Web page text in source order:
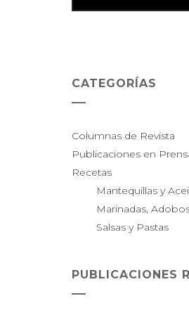
CATEGORÍAS
Columnas de Revista
Publicaciones en
Recetas
Mantequillas y
Marinadas,
Salsas y Pastas
PUBLICACIONES